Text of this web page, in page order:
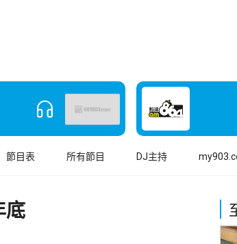
節目表 所有節目 DJ主持
底